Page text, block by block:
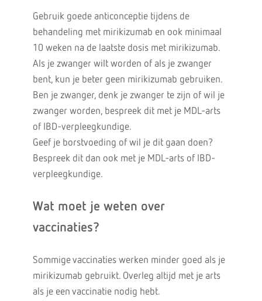
Gebruik goede anticonceptie tijdens de
behandeling met mirikizumab en ook minimaal
10 weken na de laatste dosis met mirikizumab.
Als je zwanger wilt worden of als je zwanger
bent, kun je beter geen mirikizumab gebruiken.
Ben je zwanger, denk je zwanger te zijn of wil je
zwanger worden, bespreek dit met je MDL-arts
of IBD-verpleegkundige.
Geef je borstvoeding of wil je dit gaan doen?
Bespreek dit dan ook met je MDL-arts of IBD-
verpleegkundige.
Wat moet je weten over
vaccinaties?
Sommige vaccinaties werken minder goed als je
mirikizumab gebruikt. Overleg altijd met je arts
als je een vaccinatie nodig hebt.